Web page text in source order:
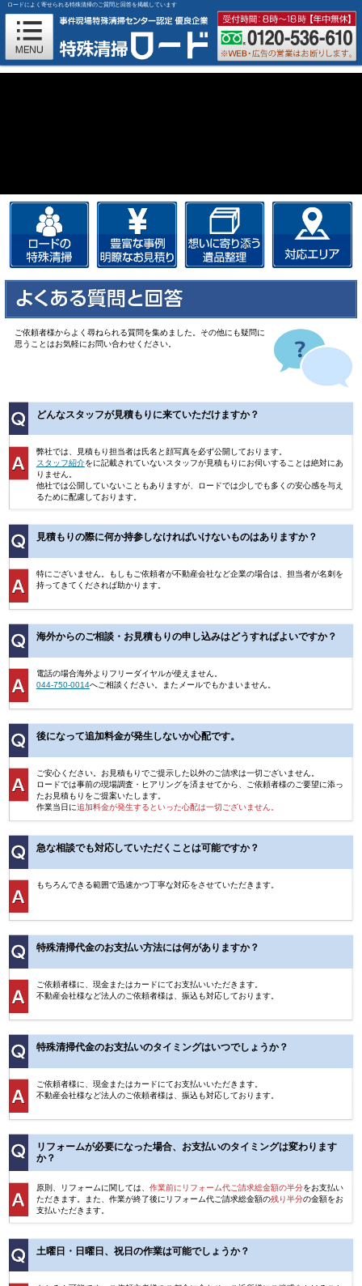
ロードによく寄せられる特殊清掃のご質問と回答を掲載しています
ご依頼者様からよく尋ねられる質問を集めました。その他にも疑問に
思うことはお気軽にお問い合わせください。
どんなスタッフが見積もりに来ていただけますか？
弊社では、見積もり担当者は氏名と顔写真を必ず公開しております。
スタッフ紹介をに記載されていないスタッフが見積もりにお伺いすることは絶対にあ
りません。
他社では公開していないこともありますが、ロードでは少しでも多くの安心感を与え
るために配慮しております。
見積もりの際に何か持参しなければいけないものはありますか？
特にございません。もしもご依頼者が不動産会社など企業の場合は、担当者が名刺を
持ってきてくだされば助かります。
海外からのご相談・お見積もりの申し込みはどうすればよいですか？
電話の場合海外よりフリーダイヤルが使えません。
044-750-0014へご相談ください。またメールでもかまいません。
後になって追加料金が発生しないか心配です。
ご安心ください。お見積もりでご提示した以外のご請求は一切ございません。
ロードでは事前の現場調査・ヒアリングを済ませてから、ご依頼者様のご要望に添っ
たお見積もりをご提案いたします。
作業当日に追加料金が発生するといった心配は一切ございません。
急な相談でも対応していただくことは可能ですか？
もちろんできる範囲で迅速かつ丁寧な対応をさせていただきます。
特殊清掃代金のお支払い方法には何がありますか？
ご依頼者様に、現金またはカードにてお支払いいただきます。
不動産会社様など法人のご依頼者様は、振込も対応しております。
特殊清掃代金のお支払いのタイミングはいつでしょうか？
ご依頼者様に、現金またはカードにてお支払いいただきます。
不動産会社様など法人のご依頼者様は、振込も対応しております。
リフォームが必要になった場合、お支払いのタイミングは変わります
か？
原則、リフォームに関しては、 作業前にリフォーム代ご請求総金額の半分をお支払い
ただきます。また、作業が終了後にリフォーム代ご請求総金額の残り半分の金額をお
支払いただきます。
土曜日・日曜日、祝日の作業は可能でしょうか？